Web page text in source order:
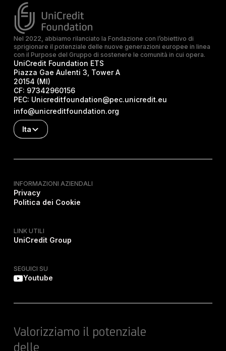
Nel 2022, abbiamo rilanciato la Fondazione con l’obiettivo di
sprigionare il potenziale delle nuove generazioni europee in linea
con il Purpose del Gruppo di sostenere le comunità in cui opera.
UniCredit Foundation ETS
Piazza Gae Aulenti 3, Tower A
20154 (MI)
CF: 97342960156
PEC: Unicreditfoundation@pec.unicredit.eu
info@unicreditfoundation.org
Ita
INFORMAZIONI AZIENDALI
Privacy
Politica dei Cookie
LINK UTILI
UniCredit Group
SEGUICI SU
Youtube
Valorizziamo il potenziale
delle